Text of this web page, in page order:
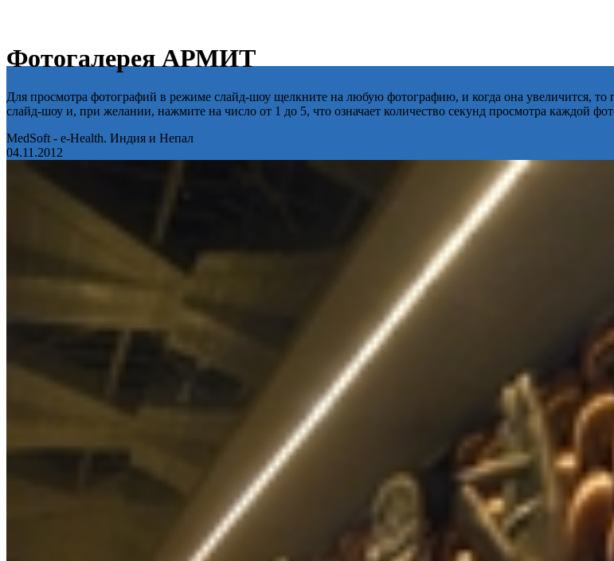
Фотогалерея АРМИТ
Для просмотра фотографий в режиме слайд-шоу щелкните на любую фотографию, и когда она увеличится,
слайд-шоу и, при желании, нажмите на число от 1 до 5, что означает количество секунд просмотра каждой
MedSoft - e-Health. Индия и Непал
04.11.2012